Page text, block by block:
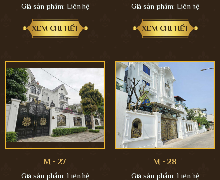
Giá sản phẩm: Liên hệ
XEM CHI TIẾT
Giá sản phẩm: Liên hệ
XEM CHI TIẾT
M - 27
Giá sản phẩm: Liên hệ
M - 28
Giá sản phẩm: Liên hệ